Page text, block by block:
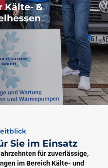
Kälte- &
Sie im Einsatz
für zuverlässige,
im Bereich Kälte- und